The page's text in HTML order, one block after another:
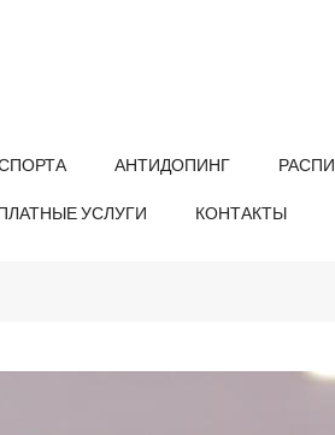
АНТИДОПИНГ
УСЛУГИ КОНТАКТЫ